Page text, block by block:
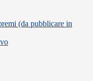
(da pubblicare in